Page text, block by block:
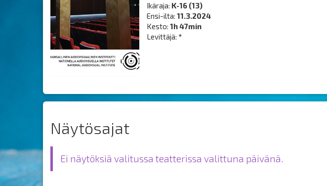
Ikäraja: K-16 (13)
Ensi-ilta: 11.3.2024
Kesto: 1h 47min
Levittäjä: *
Näytösajat
Ei näytöksiä valitussa teatterissa valittuna päivänä.